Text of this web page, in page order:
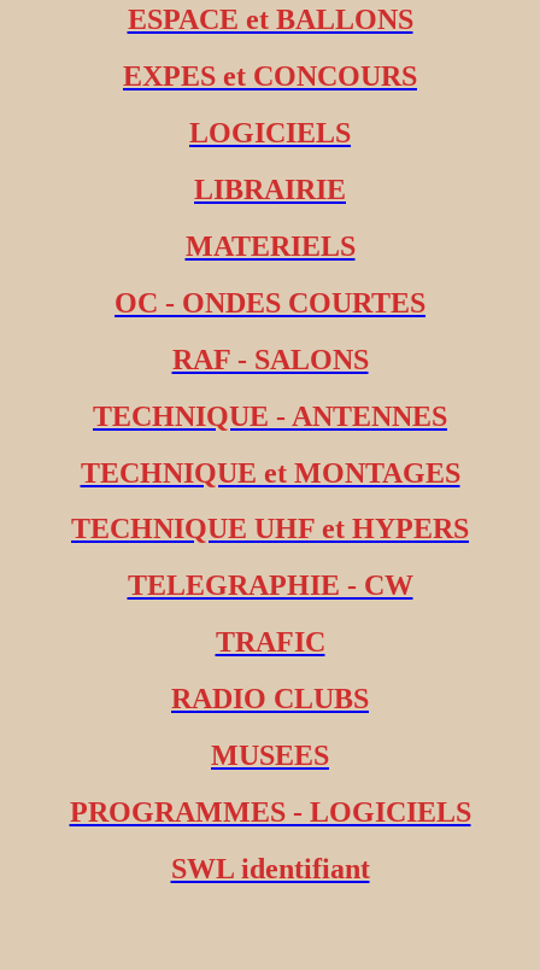
ESPACE et BALLONS
EXPES et CONCOURS
LOGICIELS
LIBRAIRIE
MATERIELS
OC - ONDES COURTES
RAF - SALONS
TECHNIQUE - ANTENNES
TECHNIQUE et MONTAGES
TECHNIQUE UHF et HYPERS
TELEGRAPHIE - CW
TRAFIC
RADIO CLUBS
MUSEES
PROGRAMMES - LOGICIELS
SWL identifiant